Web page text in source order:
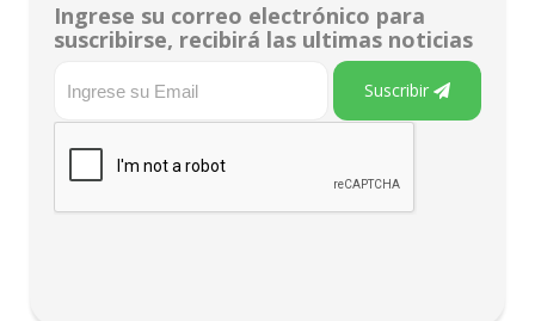
Ingrese su correo electrónico para
suscribirse, recibirá las ultimas noticias
Suscribir